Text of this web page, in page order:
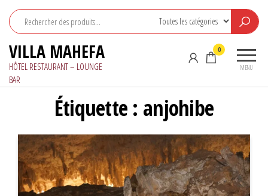
contenu
VILLA MAHEFA
HÔTEL RESTAURANT – LOUNGE
BAR
MENU
0
Étiquette : anjohibe